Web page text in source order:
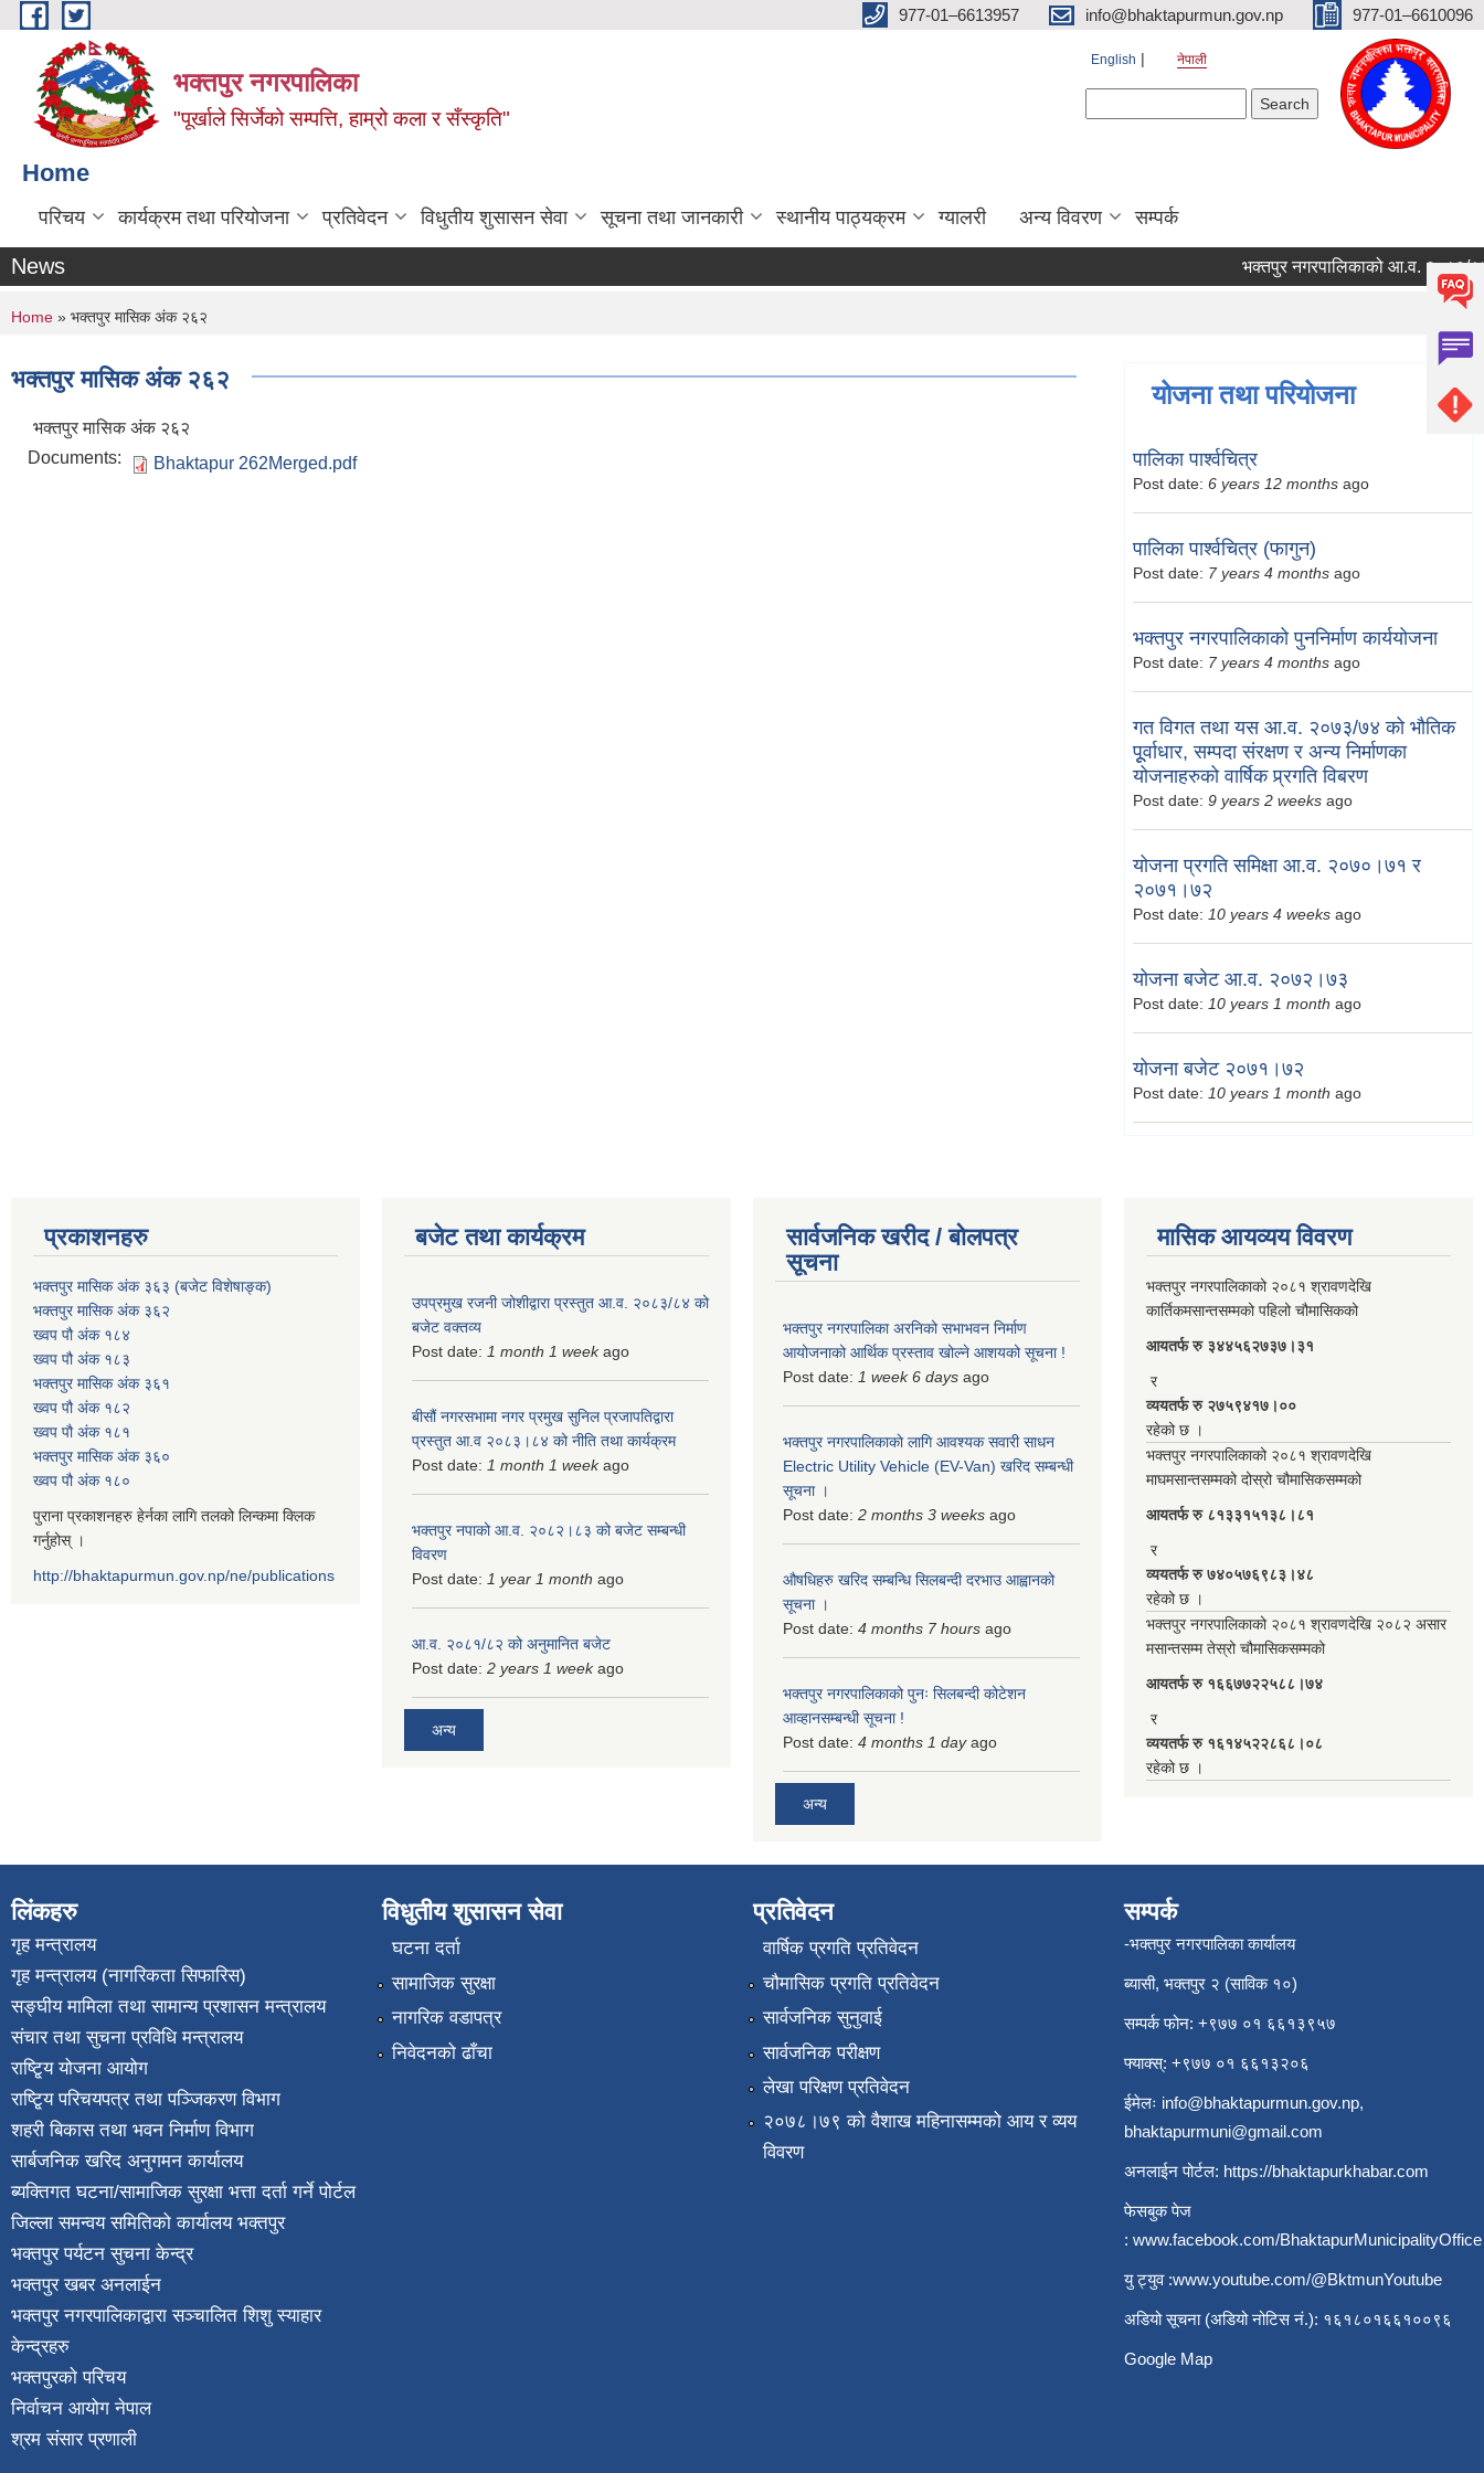
Skip to main content 977-01–6613957 info@bhaktapurmun.gov.np 977-01–6610096
भक्तपुर नगरपालिका
"पूर्खाले सिर्जेको सम्पत्ति, हाम्रो कला र सँस्कृति"
English नेपाली
Home
परिचय कार्यक्रम तथा परियोजना प्रतिवेदन विधुतीय शुसासन सेवा सूचना तथा जानकारी स्थानीय पाठ्यक्रम ग्यालरी अन्य विवरण सम्पर्क
News भक्तपुर नगरपालिकाको आ.व. २०८३/८४
You are here
Home » भक्तपुर मासिक अंक २६२
भक्तपुर मासिक अंक २६२
भक्तपुर मासिक अंक २६२
Documents:
Bhaktapur 262Merged.pdf
योजना तथा परियोजना
पालिका पार्श्वचित्र
Post date: 6 years 12 months ago
पालिका पार्श्वचित्र (फागुन)
Post date: 7 years 4 months ago
भक्तपुर नगरपालिकाको पुननिर्माण कार्ययोजना
Post date: 7 years 4 months ago
गत विगत तथा यस आ.व. २०७३/७४ को भौतिक
पूूर्वाधार, सम्पदा संरक्षण र अन्य निर्माणका
योजनाहरुको वार्षिक प्र्रगति विबरण
Post date: 9 years 2 weeks ago
योजना प्रगति समिक्षा आ.व. २०७०।७१ र
२०७१।७२
Post date: 10 years 4 weeks ago
योजना बजेट आ.व. २०७२।७३
Post date: 10 years 1 month ago
योजना बजेट २०७१।७२
Post date: 10 years 1 month ago
प्रकाशनहरु
भक्तपुर मासिक अंक ३६३ (बजेट विशेषाङ्क)
भक्तपुर मासिक अंक ३६२
ख्वप पौ अंक १८४
ख्वप पौ अंक १८३
भक्तपुर मासिक अंक ३६१
ख्वप पौ अंक १८२
ख्वप पौ अंक १८१
भक्तपुर मासिक अंक ३६०
ख्वप पौ अंक १८०
पुराना प्रकाशनहरु हेर्नका लागि तलको लिन्कमा क्लिक
गर्नुहोस् ।
http://bhaktapurmun.gov.np/ne/publications
बजेट तथा कार्यक्रम
उपप्रमुख रजनी जोशीद्वारा प्रस्तुत आ.व. २०८३/८४ को
बजेट वक्तव्य
Post date: 1 month 1 weekago
बीसौं नगरसभामा नगर प्रमुख सुनिल प्रजापतिद्वारा
प्रस्तुत आ.व‍ २०८३।८४ को नीति तथा कार्यक्रम
Post date: 1 month 1 weekago
भक्तपुर नपाको आ.व. २०८२।८३ को बजेट सम्बन्धी
विवरण
Post date: 1 year 1 month ago
आ.व. २०८१/८२ को अनुमानित बजेट
Post date: 2 years 1 weekago
अन्य
सार्वजनिक खरीद / बोलपत्र
सूचना
भक्तपुर नगरपालिका अरनिको सभाभवन निर्माण
आयोजनाको आर्थिक प्रस्ताव खोल्ने आशयको सूचना !
Post date: 1 week 6 days ago
भक्तपुर नगरपालिकाकाे लागि आवश्यक सवारी साधन
Electric Utility Vehicle (EV-Van) खरिद सम्बन्धी
सूचना ।
Post date: 2 months 3 weeks ago
औषधिहरु खरिद सम्बन्धि सिलबन्दी दरभाउ आह्वानको
सूचना ।
Post date: 4 months 7 hours ago
भक्तपुर नगरपालिकाको पुनः सिलबन्दी कोटेशन
आव्हानसम्बन्धी सूचना !
Post date: 4 months 1 dayago
अन्य
मासिक आयव्यय विवरण
भक्तपुर नगरपालिकाको २०८१ श्रावणदेखि
कार्तिकमसान्तसम्मको पहिलो चौमासिकको
आयतर्फ रु‌ ३४४५६२७३७।३१
र
व्ययतर्फ रु २७५९४१७।००
रहेको छ ।
भक्तपुर नगरपालिकाको २०८१ श्रावणदेखि
माघमसान्तसम्मको दोस्रो चौमासिकसम्मको
आयतर्फ रु‌ ८१३३१५१३८।८१
र
व्ययतर्फ रु ७४०५७६९८३।४८
रहेको छ ।
भक्तपुर नगरपालिकाको २०८१ श्रावणदेखि २०८२ असार
मसान्तसम्म तेस्रो चौमासिकसम्मको
आयतर्फ रु‌ १६६७७२२५८८।७४
र
व्ययतर्फ रु १६१४५२२८६८।०८
रहेको छ ।
लिंकहरु
गृह मन्त्रालय
गृह मन्त्रालय (नागरिकता सिफारिस)
सङ्घीय मामिला तथा सामान्य प्रशासन मन्त्रालय
संचार तथा सुचना प्रविधि मन्त्रालय
राष्टि्ृय योजना आयोग
राष्टि्ृय परिचयपत्र तथा पञ्जिकरण विभाग
शहरी बिकास तथा भवन निर्माण विभाग
सार्बजनिक खरिद अनुगमन कार्यालय
ब्यक्तिगत घटना/सामाजिक सुरक्षा भत्ता दर्ता गर्ने पोर्टल
जिल्ला समन्वय समितिको कार्यालय भक्तपुर
भक्तपुर पर्यटन सुचना केन्द्र
भक्तपुर खबर अनलाईन
भक्तपुर नगरपालिकाद्वारा सञ्चालित शिशु स्याहार
केन्द्रहरु
भक्तपुरकाे परिचय
निर्वाचन आयोग नेपाल
श्रम संसार प्रणाली
विधुतीय शुसासन सेवा
घटना दर्ता
सामाजिक सुरक्षा
नागरिक वडापत्र
निवेदनको ढाँचा
प्रतिवेदन
वार्षिक प्रगति प्रतिवेदन
चौमासिक प्रगति प्रतिवेदन
सार्वजनिक सुनुवाई
सार्वजनिक परीक्षण
लेखा परिक्षण प्रतिवेदन
२०७८।७९ को वैशाख महिनासम्मको आय र व्यय
विवरण
सम्पर्क
-भक्तपुर नगरपालिका कार्यालय
ब्यासी, भक्तपुर २ (साविक १०)
सम्पर्क फोन: +९७७ ०१ ६६१३९५७
फ्याक्स्: +९७७ ०१ ६६१३२०६
ईमेलः info@bhaktapurmun.gov.np,
bhaktapurmuni@gmail.com
अनलाईन पोर्टल: https://bhaktapurkhabar.com
फेसबुक पेज
: www.facebook.com/BhaktapurMunicipalityOffice
यु ट्युव :www.youtube.com/@BktmunYoutube
अडियो सूचना (अडियो नोटिस नं.): १६१८०१६६१००९६
Google Map